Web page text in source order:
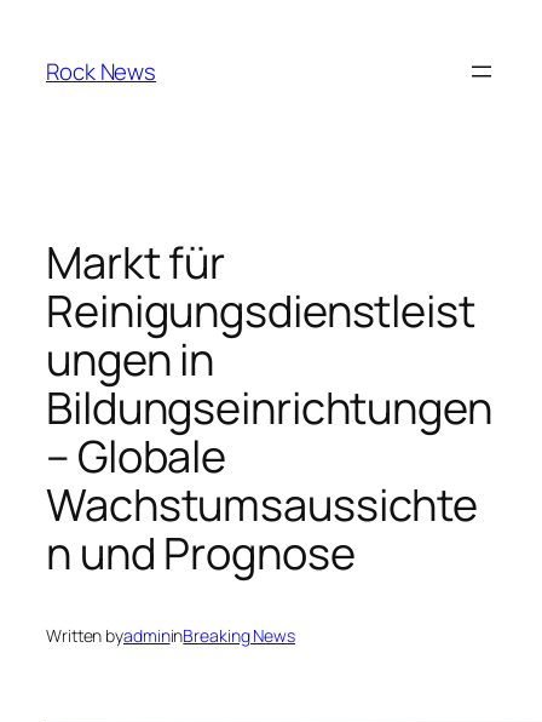
content
Rock News
Markt für
Reinigungsdienstleist
ungen in
Bildungseinrichtungen
– Globale
Wachstumsaussichte
n und Prognose
Written byadmininBreaking News